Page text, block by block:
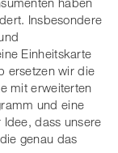
Insbesondere
Einheitskarte
ersetzen wir die
mit erweiterten
und eine
dass unsere
genau das